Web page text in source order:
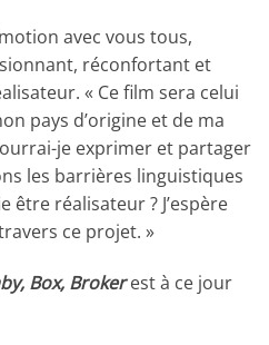
avec vous tous,
réconfortant et
« Ce film sera celui
pays d’origine et de ma
je exprimer et partager
les barrières linguistiques
être réalisateur ? J’espère
ce projet. »
Box, Brokerest à ce jour